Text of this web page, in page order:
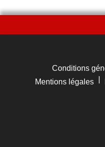
Conditions
Mentions légales